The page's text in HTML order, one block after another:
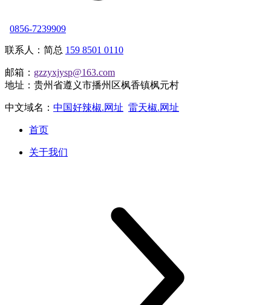
0856-7239909
联系人：简总 159 8501 0110
邮箱： gzzyxjysp@163.com
地址：贵州省遵义市播州区枫香镇枫元村
中文域名： 中国好辣椒.网址 雷天椒.网址
首页
关于我们